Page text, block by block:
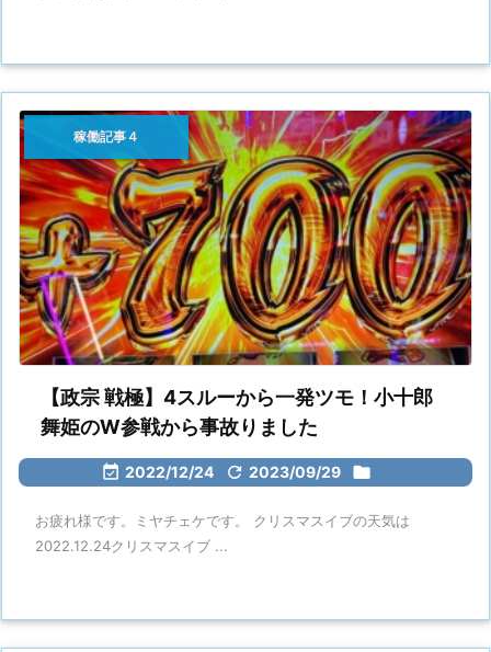
【政宗 戦極】4スルーから一発ツモ！小十郎
舞姫のW参戦から事故りました
 2022/12/24  2023/09/29 
稼働記事４
お疲れ様です。ミヤチェケです。 クリスマスイブの天気は
2022.12.24クリスマスイブ ...